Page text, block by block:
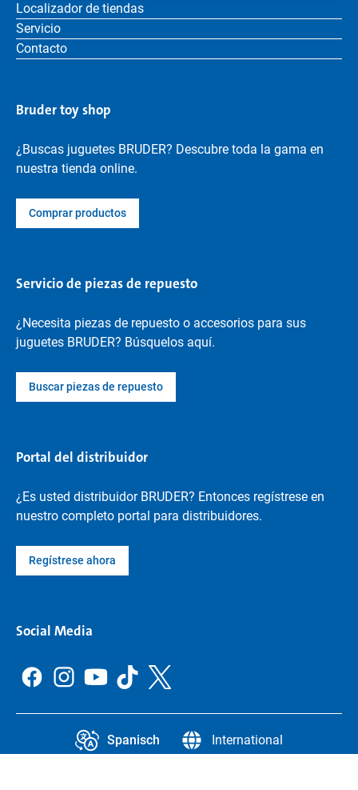
Localizador de tiendas
Servicio
Contacto
Bruder toy shop
¿Buscas juguetes BRUDER? Descubre toda la gama en
nuestra tienda online.
Comprar productos
Servicio de piezas de repuesto
¿Necesita piezas de repuesto o accesorios para sus
juguetes BRUDER? Búsquelos aquí.
Buscar piezas de repuesto
Portal del distribuidor
¿Es usted distribuidor BRUDER? Entonces regístrese en
nuestro completo portal para distribuidores.
Regístrese ahora
Social Media
Spanisch International